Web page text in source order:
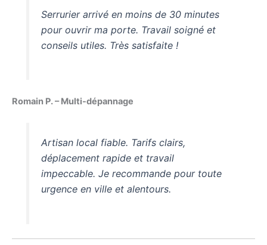
Serrurier arrivé en moins de 30 minutes
pour ouvrir ma porte. Travail soigné et
conseils utiles. Très satisfaite !
Romain P. – Multi-dépannage
Artisan local fiable. Tarifs clairs,
déplacement rapide et travail
impeccable. Je recommande pour toute
urgence en ville et alentours.